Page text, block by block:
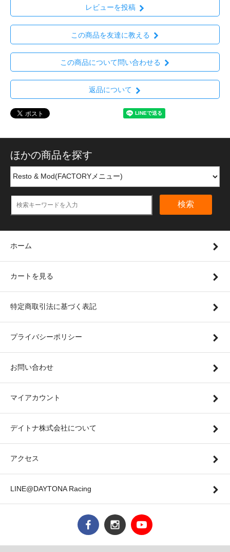
レビューを投稿
この商品を友達に教える
この商品について問い合わせる
返品について
ほかの商品を探す
検索
ホーム
カートを見る
特定商取引法に基づく表記
プライバシーポリシー
お問い合わせ
マイアカウント
デイトナ株式会社について
アクセス
LINE@DAYTONA Racing